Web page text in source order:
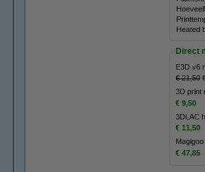
Heated
Direct
E3D v6
€ 21,50
3D print
€ 9,50
3DLAC
€ 11,50
€ 47,85